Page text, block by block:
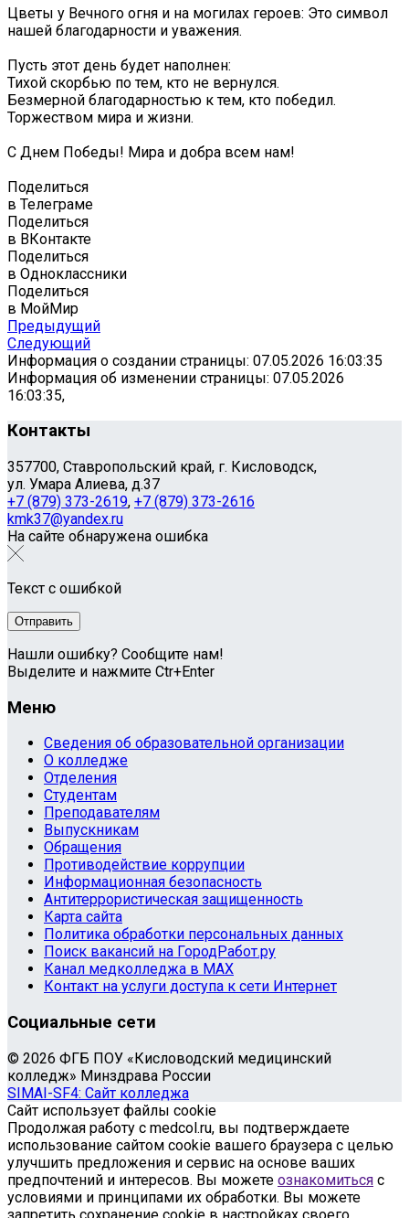
Цветы у Вечного огня и на могилах героев: Это символ
нашей благодарности и уважения.
Пусть этот день будет наполнен:
Тихой скорбью по тем, кто не вернулся.
Безмерной благодарностью к тем, кто победил.
Торжеством мира и жизни.
С Днем Победы! Мира и добра всем нам!
Поделиться
в Телеграме
Поделиться
в ВКонтакте
Поделиться
в Одноклассники
Поделиться
в МойМир
Предыдущий
Следующий
Информация о создании страницы: 07.05.2026 16:03:35
Информация об изменении страницы: 07.05.2026
16:03:35,
Контакты
357700, Ставропольский край, г. Кисловодск,
ул. Умара Алиева, д.37
+7 (879) 373-2619, +7 (879) 373-2616
kmk37@yandex.ru
На сайте обнаружена ошибка
Текст с ошибкой
Нашли ошибку? Сообщите нам!
Выделите и нажмите Ctr+Enter
Меню
Сведения об образовательной организации
О колледже
Отделения
Студентам
Преподавателям
Выпускникам
Обращения
Противодействие коррупции
Информационная безопасность
Антитеррористическая защищенность
Карта сайта
Политика обработки персональных данных
Поиск вакансий на ГородРабот.ру
Канал медколледжа в MAX
Контакт на услуги доступа к сети Интернет
Социальные сети
© 2026 ФГБ ПОУ «Кисловодский медицинский
колледж» Минздрава России
SIMAI-SF4: Сайт колледжа
Сайт использует файлы cookie
Продолжая работу с medcol.ru, вы подтверждаете
использование сайтом cookie вашего браузера с целью
улучшить предложения и сервис на основе ваших
предпочтений и интересов. Вы можете ознакомиться с
условиями и принципами их обработки. Вы можете